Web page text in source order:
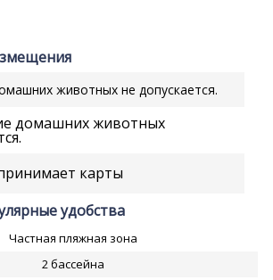
животных не допускается.
домашних животных
карты
удобства
Частная пляжная зона
2 бассейна